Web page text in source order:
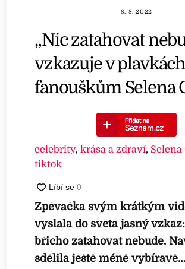
8. 8. 2022
„Nic zatahovat
vzkazuje v
fanouškům Selena
celebrity,krása a zdraví, Selena
tiktok
Zpěvačka svým krátkým
vyslala do světa jasný
břicho zatahovat nebude.
sdělila ještě méně vybíravě…